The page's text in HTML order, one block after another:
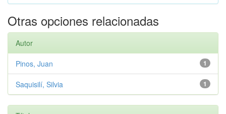
Otras opciones relacionadas
Autor
1
Pinos, Juan
1
Saquisilí, Silvia